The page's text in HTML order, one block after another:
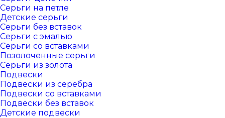
Серьги на петле
Детские серьги
Серьги без вставок
Серьги с эмалью
Серьги со вставками
Позолоченные серьги
Серьги из золота
Подвески
Подвески из серебра
Подвески со вставками
Подвески без вставок
Детские подвески